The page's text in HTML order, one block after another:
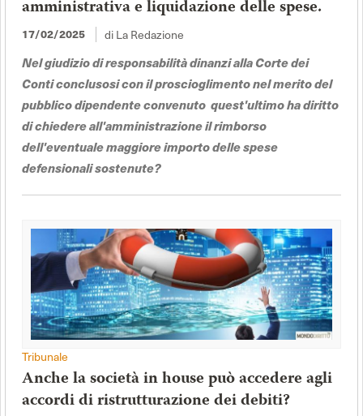
amministrativa e liquidazione delle spese.
17/02/2025 di La Redazione
Nel giudizio di responsabilità dinanzi alla Corte dei
Conti conclusosi con il proscioglimento nel merito del
pubblico dipendente convenuto quest'ultimo ha diritto
di chiedere all'amministrazione il rimborso
dell'eventuale maggiore importo delle spese
defensionali sostenute?
Tribunale
Anche la società in house può accedere agli
accordi di ristrutturazione dei debiti?